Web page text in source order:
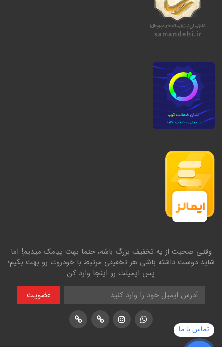
وقتی صحبت از یه تخفیف بزرگ باشه، حتما بهت پیامک میدیم! اما
شاید دوست داشته باشی هر تخفیفی مرتبط با خودروت رو بهت بگیم؛
پس ایمیلت رو اینجا وارد کن
عضویت
پشتیبانی واتساپ
اینستاگراملوکیشن در نشان
لوکیشن در بلد تماس با ما